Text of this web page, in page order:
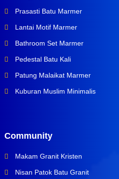
Prasasti Batu Marmer
Lantai Motif Marmer
Bathroom Set Marmer
Pedestal Batu Kali
Patung Malaikat Marmer
Kuburan Muslim Minimalis
Community
Makam Granit Kristen
Nisan Patok Batu Granit